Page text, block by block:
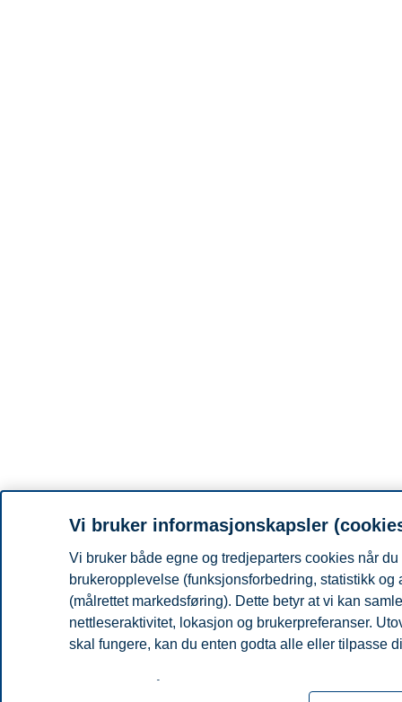
Vi bruker informasjonskapsler
Vi bruker både egne og tredjeparters cookies når
brukeropplevelse (funksjonsforbedring, statistikk
(målrettet markedsføring). Dette betyr at vi kan
nettleseraktivitet, lokasjon og brukerpreferanser.
skal fungere, kan du enten godta alle eller tilpasse